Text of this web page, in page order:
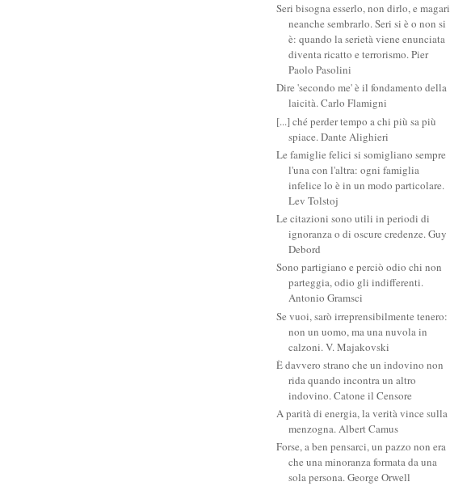
Seri bisogna esserlo, non dirlo, e magari
neanche sembrarlo. Seri si è o non si
è: quando la serietà viene enunciata
diventa ricatto e terrorismo. Pier
Paolo Pasolini
Dire 'secondo me' è il fondamento della
laicità. Carlo Flamigni
[...] ché perder tempo a chi più sa più
spiace. Dante Alighieri
Le famiglie felici si somigliano sempre
l'una con l'altra: ogni famiglia
infelice lo è in un modo particolare.
Lev Tolstoj
Le citazioni sono utili in periodi di
ignoranza o di oscure credenze. Guy
Debord
Sono partigiano e perciò odio chi non
parteggia, odio gli indifferenti.
Antonio Gramsci
Se vuoi, sarò irreprensibilmente tenero:
non un uomo, ma una nuvola in
calzoni. V. Majakovski
È davvero strano che un indovino non
rida quando incontra un altro
indovino. Catone il Censore
A parità di energia, la verità vince sulla
menzogna. Albert Camus
Forse, a ben pensarci, un pazzo non era
che una minoranza formata da una
sola persona. George Orwell